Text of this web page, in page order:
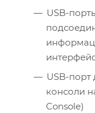
USB-
USB-порт
консоли
Console)